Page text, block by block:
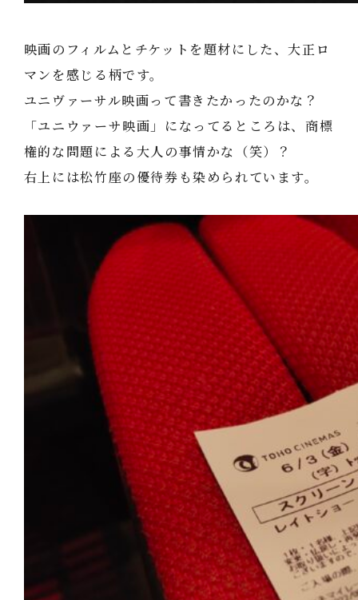
映画のフィルムとチケットを題材にした、大正ロ
マンを感じる柄です。
ユニヴァーサル映画って書きたかったのかな？
「ユニウァーサ映画」になってるところは、商標
権的な問題による大人の事情かな（笑）？
右上には松竹座の優待券も染められています。